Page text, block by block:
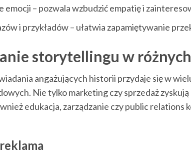
emocji – pozwala wzbudzić empatię i
i przykładów – ułatwia zapamiętywanie
storytellingu w
angażujących historii przydaje się w
Nie tylko marketing czy sprzedaż
edukacja, zarządzanie czy public relations